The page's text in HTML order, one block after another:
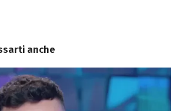
anche